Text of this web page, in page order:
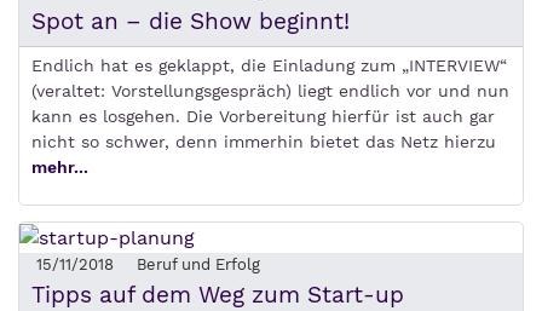
Spot an – die Show beginnt!
Endlich hat es geklappt, die Einladung zum „INTERVIEW“
(veraltet: Vorstellungsgespräch) liegt endlich vor und nun
kann es losgehen. Die Vorbereitung hierfür ist auch gar
nicht so schwer, denn immerhin bietet das Netz hierzu
mehr...
15/11/2018 Beruf und Erfolg
Tipps auf dem Weg zum Start-up